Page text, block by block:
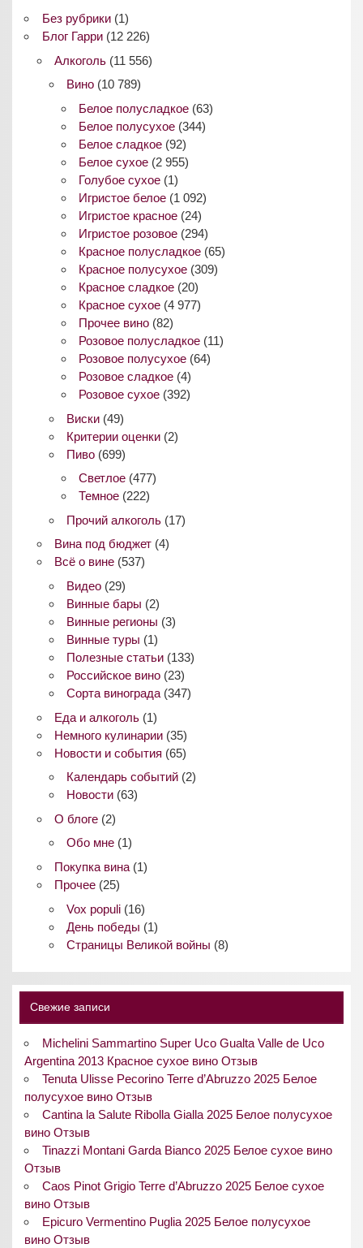
Без рубрики(1)
Блог Гарри(12 226)
Алкоголь(11 556)
Вино(10 789)
Белое полусладкое (63)
Белое полусухое (344)
Белое сладкое (92)
Белое сухое (2 955)
Голубое сухое (1)
Игристое белое (1 092)
Игристое красное (24)
Игристое розовое (294)
Красное полусладкое (65)
Красное полусухое (309)
Красное сладкое (20)
Красное сухое (4 977)
Прочее вино (82)
Розовое полусладкое (11)
Розовое полусухое (64)
Розовое сладкое (4)
Розовое сухое (392)
Виски(49)
Критерии оценки(2)
Пиво(699)
Светлое (477)
Темное (222)
Прочий алкоголь(17)
Вина под бюджет(4)
Всё о вине(537)
Видео(29)
Винные бары (2)
Винные регионы (3)
Винные туры (1)
Полезные статьи(133)
Российское вино(23)
Сорта винограда(347)
Еда и алкоголь(1)
Немного кулинарии(35)
Новости и события (65)
Календарь событий(2)
Новости(63)
О блоге(2)
Обо мне(1)
Покупка вина(1)
Прочее(25)
Vox populi(16)
День победы (1)
Страницы Великой войны (8)
Свежие записи
Michelini Sammartino Super Uco Gualta Valle de Uco
Argentina 2013 Красное сухое вино Отзыв
Tenuta Ulisse Pecorino Terre d’Abruzzo 2025 Белое
полусухое вино Отзыв
Cantina la Salute Ribolla Gialla 2025 Белое полусухое
вино Отзыв
Tinazzi Montani Garda Bianco 2025 Белое сухое вино
Отзыв
Caos Pinot Grigio Terre d’Abruzzo 2025 Белое сухое
вино Отзыв
Epicuro Vermentino Puglia 2025 Белое полусухое
вино Отзыв